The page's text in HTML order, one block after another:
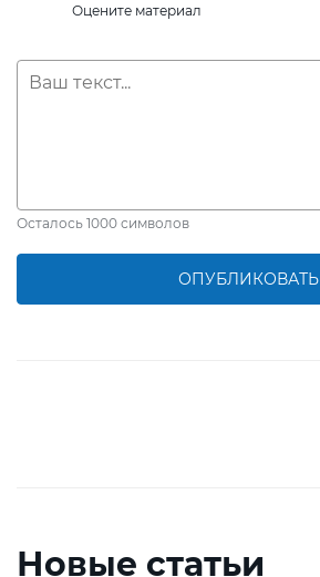
Оцените материал
Осталось 1000 символов
ОПУБЛИКОВАТЬ
Новые статьи